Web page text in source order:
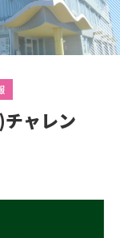
チャレン